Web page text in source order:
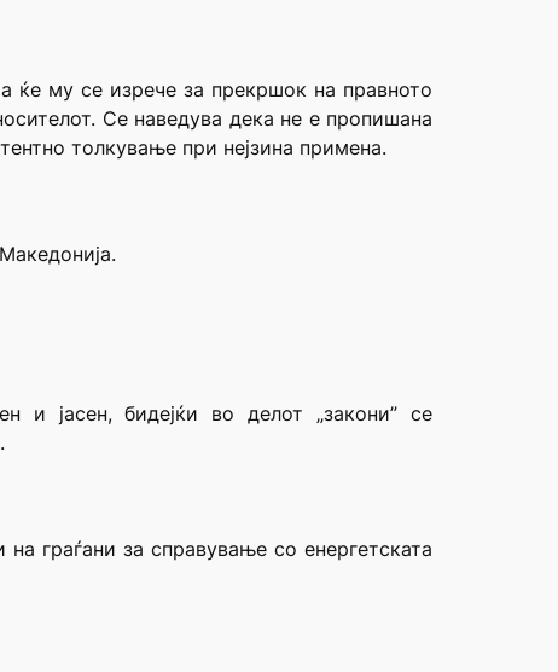
ќе му се изрече за прекршок на правното
Се наведува дека не е пропишана
толкување при нејзина примена.
и јасен, бидејќи во делот „закони” се
граѓани за справување со енергетската